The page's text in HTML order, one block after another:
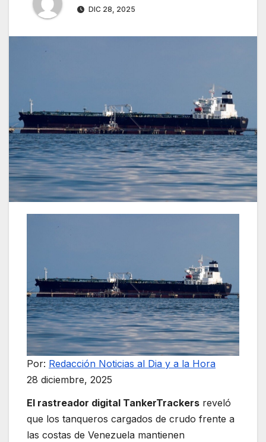
DIC 28, 2025
Por: Redacción Noticias al Dia y a la Hora
28 diciembre, 2025
El rastreador digital TankerTrackers reveló
que los tanqueros cargados de crudo frente a
las costas de Venezuela mantienen